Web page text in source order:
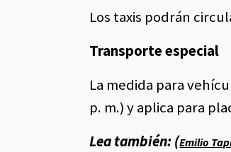
Los taxis podrán
Transporte especial
La medida para
p. m.) y aplica para
Lea también: (Emilio